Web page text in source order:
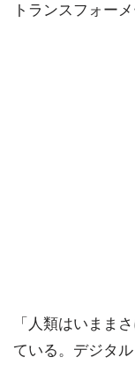
トランスフォー
「人類はいまま
ている。デジタ